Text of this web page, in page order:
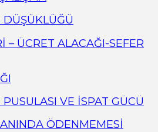
– ÜCRET ALACAĞI-SEFER
VE İSPAT GÜCÜ
ÖDENMEMESİ